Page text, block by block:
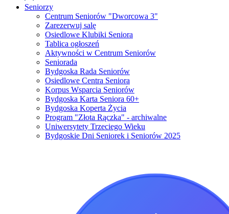
Seniorzy
Centrum Seniorów "Dworcowa 3"
Zarezerwuj salę
Osiedlowe Klubiki Seniora
Tablica ogłoszeń
Aktywności w Centrum Seniorów
Seniorada
Bydgoska Rada Seniorów
Osiedlowe Centra Seniora
Korpus Wsparcia Seniorów
Bydgoska Karta Seniora 60+
Bydgoska Koperta Życia
Program "Złota Rączka" - archiwalne
Uniwersytety Trzeciego Wieku
Bydgoskie Dni Seniorek i Seniorów 2025